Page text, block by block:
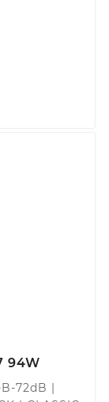
94W
72dB |